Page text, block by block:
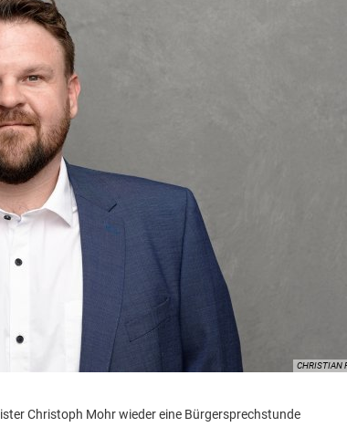
CHRISTIAN
Christoph Mohr wieder eine Bürgersprechstunde